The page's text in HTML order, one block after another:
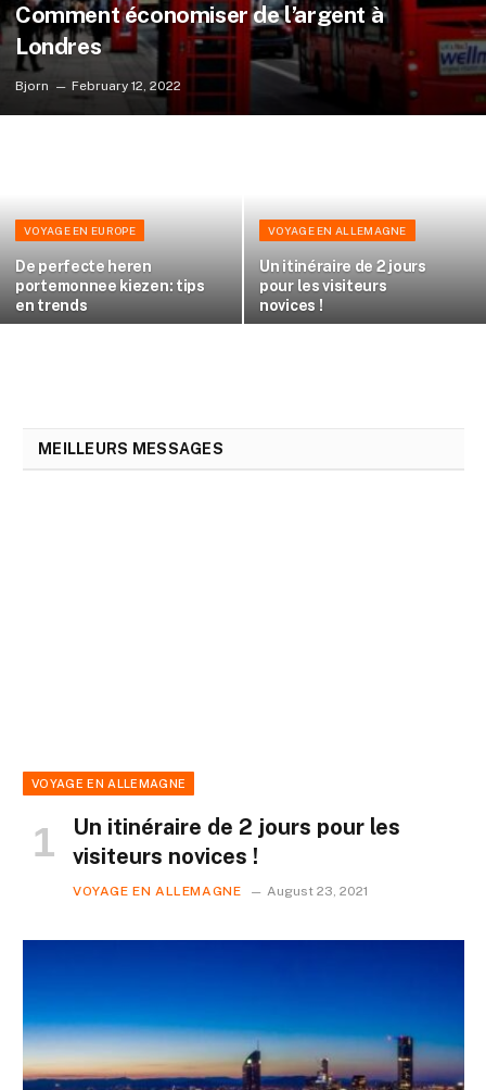
Comment économiser de l’argent à
Londres
Bjorn February 12, 2022
VOYAGE EN EUROPE
De perfecte heren
portemonnee kiezen: tips
en trends
VOYAGE EN ALLEMAGNE
Un itinéraire de 2 jours
pour les visiteurs
novices !
MEILLEURS MESSAGES
VOYAGE EN ALLEMAGNE
Un itinéraire de 2 jours pour les
visiteurs novices !
VOYAGE EN ALLEMAGNE August 23, 2021